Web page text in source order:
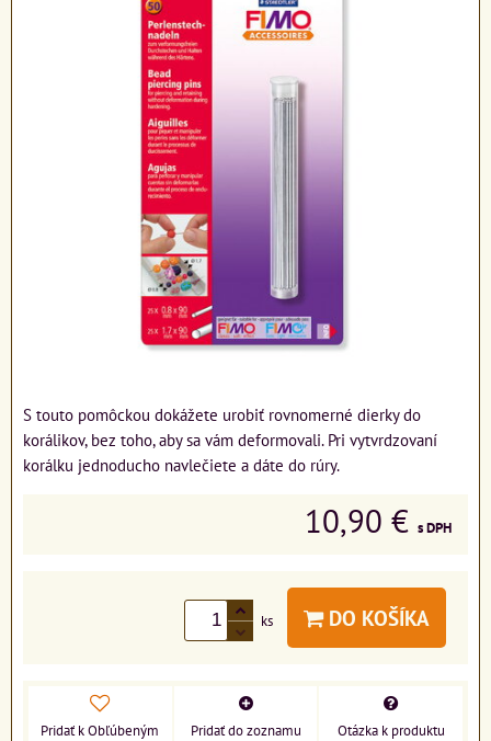
S touto pomôckou dokážete urobiť rovnomerné dierky do
korálikov, bez toho, aby sa vám deformovali. Pri vytvrdzovaní
korálku jednoducho navlečiete a dáte do rúry.
10,90 € s DPH
ks DO KOŠÍKA
Pridať k Obľúbeným Pridať do zoznamu Otázka k produktu